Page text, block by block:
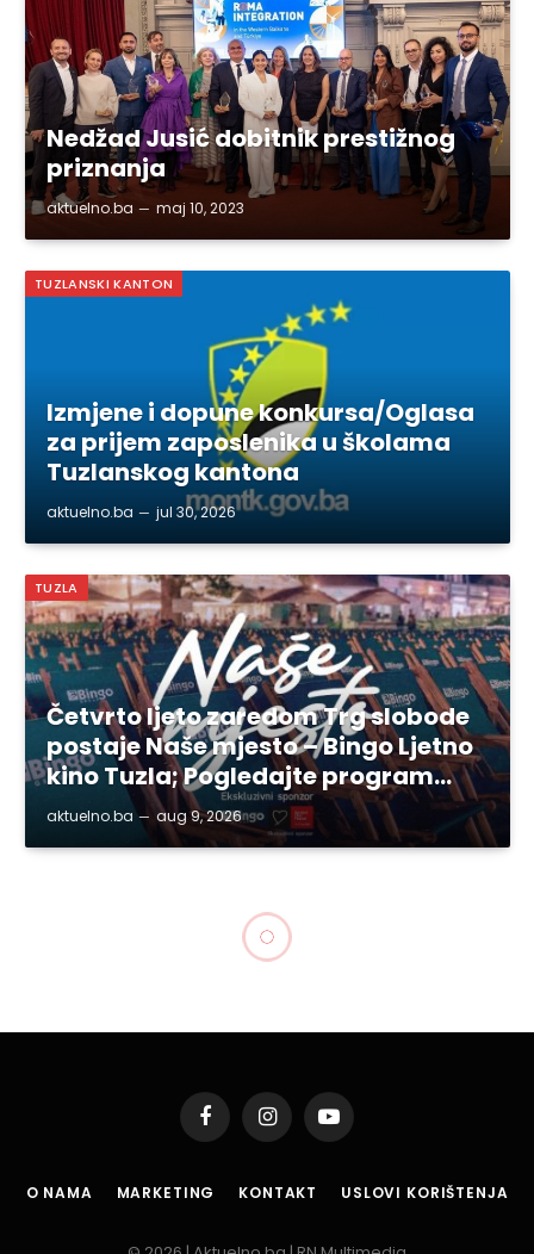
Nedžad Jusić dobitnik prestižnog
priznanja
aktuelno.ba maj 10, 2023
TUZLANSKI KANTON
Izmjene i dopune konkursa/Oglasa
za prijem zaposlenika u školama
Tuzlanskog kantona
aktuelno.ba jul 30, 2026
TUZLA
Četvrto ljeto zaredom Trg slobode
postaje Naše mjesto – Bingo Ljetno
kino Tuzla; Pogledajte program…
aktuelno.ba aug 9, 2026
FacebookInstagramYouTube
O NAMA MARKETING KONTAKT USLOVI KORIŠTENJA